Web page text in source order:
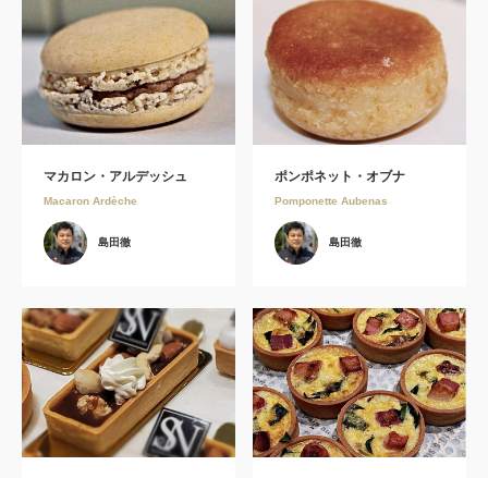
マカロン・アルデッシュ
Macaron Ardèche
島田徹
ポンポネット・オブナ
Pomponette Aubenas
島田徹